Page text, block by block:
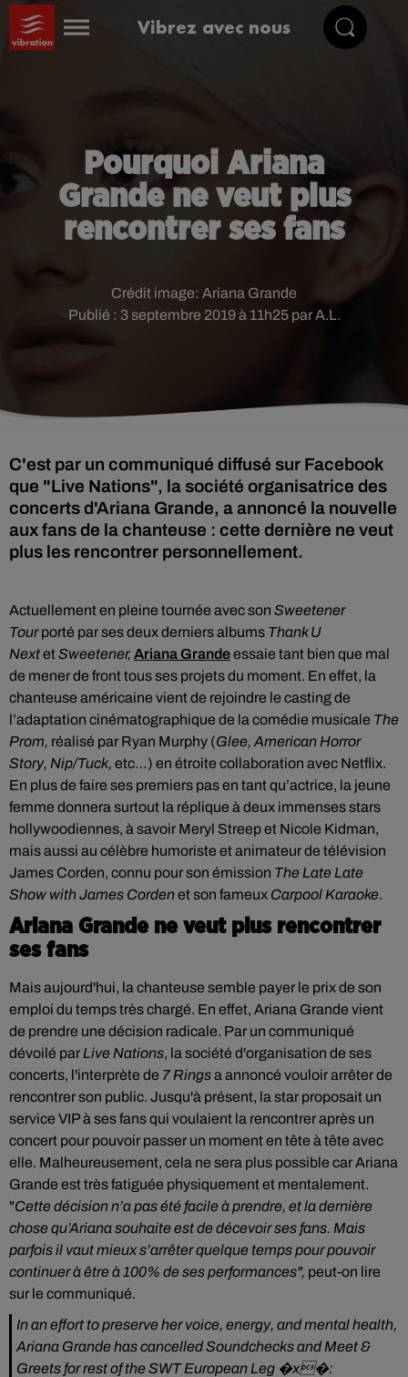
Vibrez avec nous
Pourquoi Ariana
Grande ne veut plus
rencontrer ses fans
Publié : 3 septembre 2019 à 11h25 par A.L.
Crédit image: Ariana Grande
C'est par un communiqué diffusé sur Facebook
que "Live Nations", la société organisatrice des
concerts d'Ariana Grande, a annoncé la nouvelle
aux fans de la chanteuse : cette dernière ne veut
plus les rencontrer personnellement.
Actuellement en pleine tournée avec son Sweetener
Tourporté par ses deux derniers albums Thank U
NextetSweetener, Ariana Grandeessaie tant bien que mal
de mener de front tous ses projets du moment. En effet, la
chanteuse américaine vient de rejoindre le casting de
l’adaptation cinématographique de la comédie musicale The
Prom, réalisé par Ryan Murphy (Glee, American Horror
Story, Nip/Tuck, etc…) en étroite collaboration avec Netflix.
En plus de faire ses premiers pas en tant qu’actrice, la jeune
femme donnera surtout la réplique à deux immenses stars
hollywoodiennes, à savoir Meryl Streep et Nicole Kidman,
mais aussi au célèbre humoriste et animateur de télévision
James Corden, connu pour son émission The Late Late
Show with James Cordenet son fameux Carpool Karaoke.
Ariana Grande ne veut plus rencontrer
ses fans
Mais aujourd'hui, la chanteuse semble payer le prix de son
emploi du temps très chargé. En effet, Ariana Grande vient
de prendre une décision radicale. Par un communiqué
dévoilé par Live Nations, la société d'organisation de ses
concerts, l'interprète de 7 Ringsa annoncé vouloir arrêter de
rencontrer son public. Jusqu'à présent, la star proposait un
service VIP à ses fans qui voulaient la rencontrer après un
concert pour pouvoir passer un moment en tête à tête avec
elle. Malheureusement, cela ne sera plus possible car Ariana
Grande est très fatiguée physiquement et mentalement.
"Cette décision n’a pas été facile à prendre, et la dernière
chose qu’Ariana souhaite est de décevoir ses fans. Mais
parfois il vaut mieux s’arrêter quelque temps pour pouvoir
continuer à être à 100% de ses performances", peut-on lire
sur le communiqué.
In an effort to preserve her voice, energy, and mental health,
Ariana Grande has cancelled Soundchecks and Meet &
Greets for rest of the SWT European Leg �x�: